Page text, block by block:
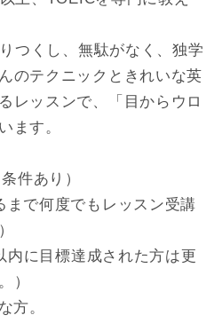
つくし、無駄がなく、独学
のテクニックときれいな英
レッスンで、「目からウロ
ます。
件あり）
まで何度でもレッスン受講
）
内に目標達成された方は更
）
方。